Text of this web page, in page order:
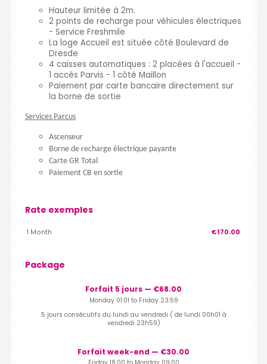
Hauteur limitée à 2m.
2 points de recharge pour véhicules électriques
- Service Freshmile
La loge Accueil est située côté Boulevard de
Dresde
4 caisses automatiques : 2 placées à l'accueil -
1 accès Parvis - 1 côté Maillon
Paiement par carte bancaire directement sur
la borne de sortie
Services Parcus
Ascenseur
Borne de recharge électrique payante
Carte GR Total
Paiement CB en sortie
Rate exemples
1 Month €170.00
Package
Forfait 5 jours — €68.00
Monday 01:01 to Friday 23:59
5 jours consécutifs du lundi au vendredi ( de lundi 00h01 à
vendredi 23h59)
Forfait week-end — €30.00